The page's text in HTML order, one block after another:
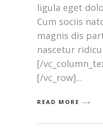
ligula eget
Cum sociis
magnis dis
nascetur
[/
[/vc_row]
READ MORE